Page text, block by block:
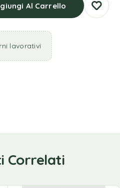
Al Carrello
lavorativi
Correlati